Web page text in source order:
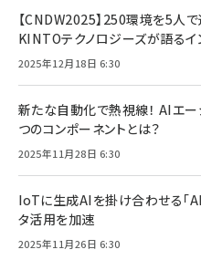
【CNDW2025】250環境を5人
KINTOテクノロジーズが語る
2025年12月18日 6:30
新たな自動化で熱視線！ AIエー
つのコンポーネントとは？
2025年11月28日 6:30
IoTに生成AIを掛け合わせる
タ活用を加速
2025年11月26日 6:30